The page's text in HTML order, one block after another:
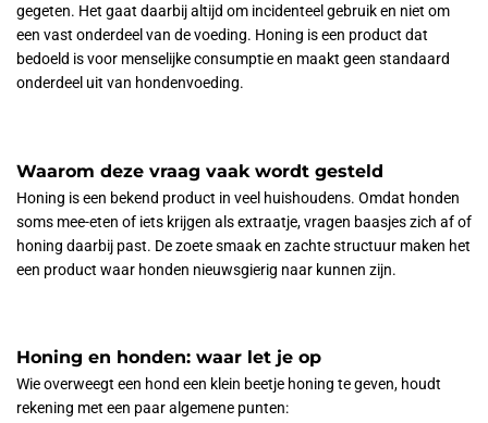
gegeten. Het gaat daarbij altijd om incidenteel gebruik en niet om
een vast onderdeel van de voeding. Honing is een product dat
bedoeld is voor menselijke consumptie en maakt geen standaard
onderdeel uit van hondenvoeding.
Waarom deze vraag vaak wordt gesteld
Honing is een bekend product in veel huishoudens. Omdat honden
soms mee-eten of iets krijgen als extraatje, vragen baasjes zich af of
honing daarbij past. De zoete smaak en zachte structuur maken het
een product waar honden nieuwsgierig naar kunnen zijn.
Honing en honden: waar let je op
Wie overweegt een hond een klein beetje honing te geven, houdt
rekening met een paar algemene punten: